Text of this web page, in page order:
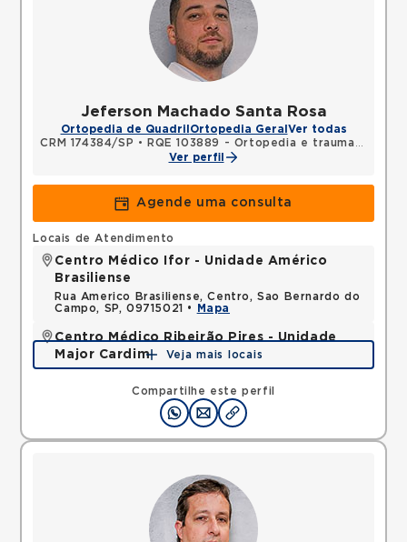
Jeferson Machado Santa Rosa
Ortopedia de Quadril Ortopedia Geral Ver todas
CRM 174384/SP •
RQE 103889 - Ortopedia e traumatologia
Ver perfil
Agende uma consulta
Compartilhe este perfil
Locais de Atendimento
Centro Médico Ifor - Unidade Américo
Brasiliense
Rua Americo Brasiliense, Centro, Sao Bernardo do
Campo, SP, 09715021 •
Mapa
Centro Médico Ribeirão Pires - Unidade
Major Cardim
Rua Major Cardim, Suissa, Ribeirao Pires, SP,
Mapa
Veja mais locais